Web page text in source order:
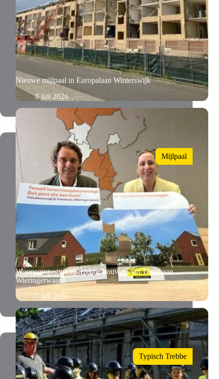
Nieuwe mijlpaal in Europalaan Winterswijk
8 juli 2026
Mijlpaal
Wooncompagnie en Trebbe bouwen aan Trambaan
Wieringerwaard
7 juli 2026
Typisch Trebbe